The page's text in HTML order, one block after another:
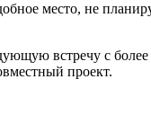
место, не
встречу с
проект.